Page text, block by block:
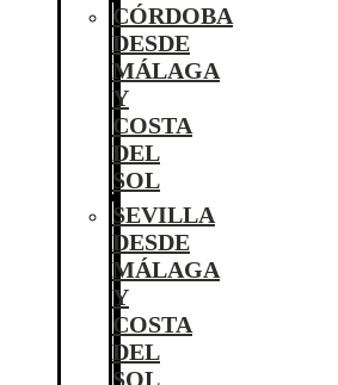
CÓRDOBA
DESDE
MÁLAGA
Y
COSTA
DEL
SOL
SEVILLA
DESDE
MÁLAGA
Y
COSTA
DEL
SOL